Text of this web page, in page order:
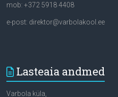
mob: +372 5918 4408
e-post: direktor@varbolakool.ee
Lasteaia andmed
Varbola küla,